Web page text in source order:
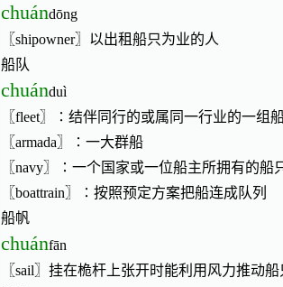
chuándōng
〖shipowner〗以出租船只为业的人
船队
chuánduì
〖fleet〗∶结伴同行的或属同一行业的一组
〖armada〗∶一大群船
〖navy〗∶一个国家或一位船主所拥有的船
〖boattrain〗∶按照预定方案把船连成队列
船帆
chuánfān
〖sail〗挂在桅杆上张开时能利用风力推动